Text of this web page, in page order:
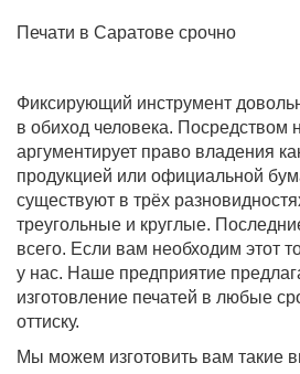
Печати в Саратове срочно
Фиксирующий инструмент
в обиход человека. Посредством
аргументирует право владения
продукцией или официальной
существуют в трёх
треугольные и круглые.
всего. Если вам необходим этот
у нас. Наше предприятие
изготовление печатей в любые
оттиску.
Мы можем изготовить вам такие